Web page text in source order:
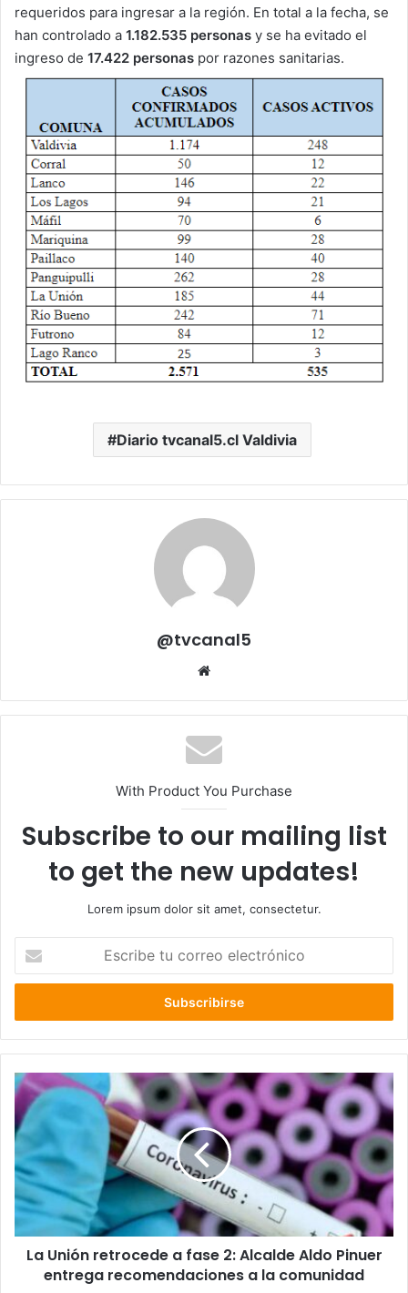
requeridos para ingresar a la región. En total a la fecha, se
han controlado a 1.182.535 personas y se ha evitado el
ingreso de 17.422 personas por razones sanitarias.
Diario tvcanal5.cl Valdivia
@tvcanal5
With Product You Purchase
Subscribe to our mailing list
to get the new updates!
Lorem ipsum dolor sit amet, consectetur.
correo
La
Unión
retrocede
a
fase
2:
Alcalde
Aldo
Pinuer
entrega
recomendaciones
La Unión retrocede a fase 2: Alcalde Aldo Pinuer
entrega recomendaciones a la comunidad